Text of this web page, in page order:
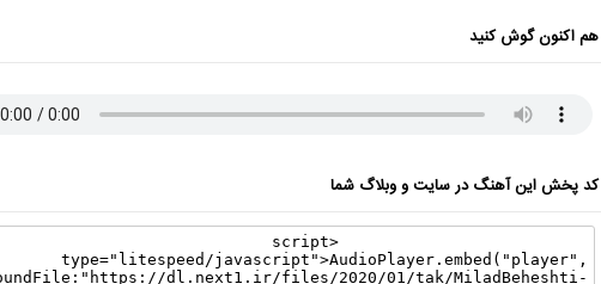
هم اکنون گوش کنید
کد پخش این آهنگ در سایت و وبلاگ شما